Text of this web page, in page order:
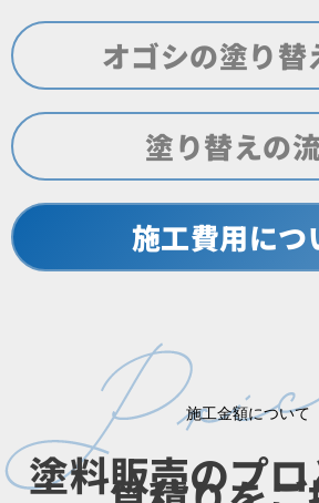
オゴシの塗り替
塗り替えの
施工費用につ
施工金額について
塗料販売のプ